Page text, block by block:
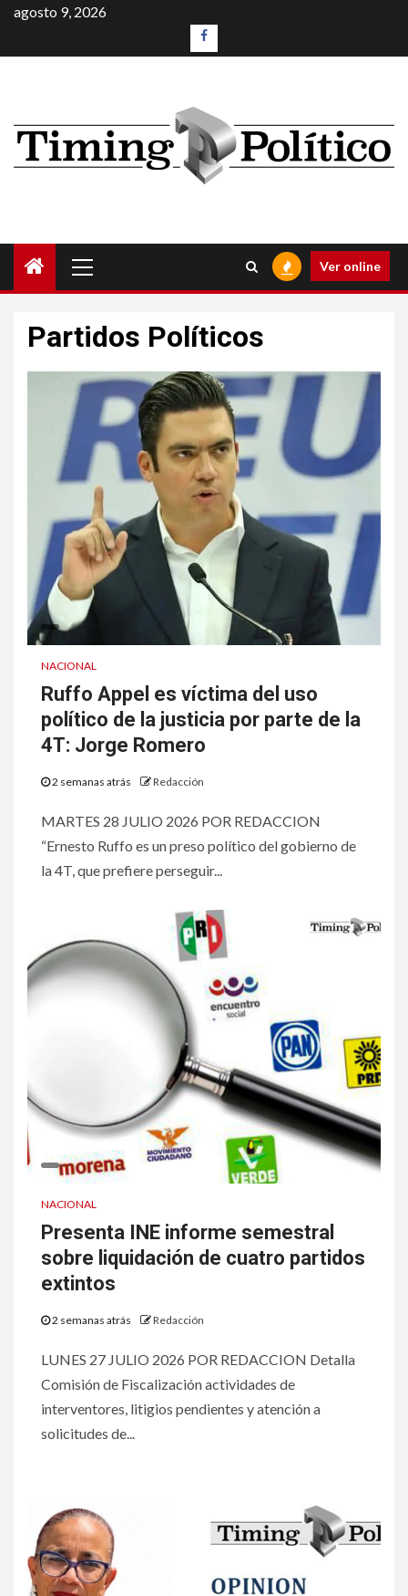
agosto 9, 2026
Ver online
Partidos Políticos
NACIONAL
Ruffo Appel es víctima del uso
político de la justicia por parte de la
4T: Jorge Romero
2 semanas atrás Redacción
MARTES 28 JULIO 2026 POR REDACCION
“Ernesto Ruffo es un preso político del gobierno de
la 4T, que prefiere perseguir...
NACIONAL
Presenta INE informe semestral
sobre liquidación de cuatro partidos
extintos
2 semanas atrás Redacción
LUNES 27 JULIO 2026 POR REDACCION Detalla
Comisión de Fiscalización actividades de
interventores, litigios pendientes y atención a
solicitudes de...